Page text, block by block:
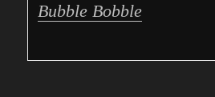
Bubble Bobble